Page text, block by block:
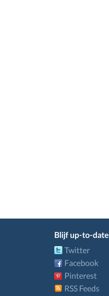
Blijf up-to-date
Twitter
Facebook
Pinterest
RSS Feeds